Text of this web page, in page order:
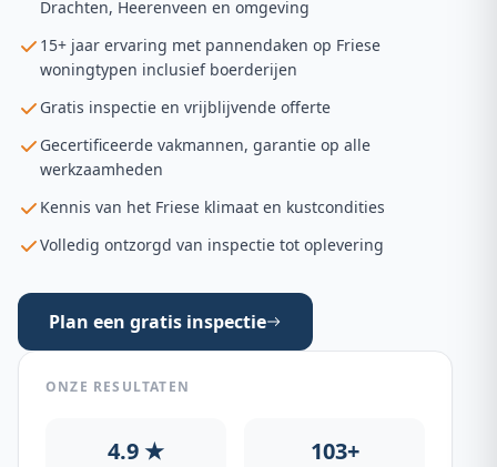
Drachten, Heerenveen en omgeving
15+ jaar ervaring met pannendaken op Friese
woningtypen inclusief boerderijen
Gratis inspectie en vrijblijvende offerte
Gecertificeerde vakmannen, garantie op alle
werkzaamheden
Kennis van het Friese klimaat en kustcondities
Volledig ontzorgd van inspectie tot oplevering
Plan een gratis inspectie
ONZE RESULTATEN
4.9 ★ 103+